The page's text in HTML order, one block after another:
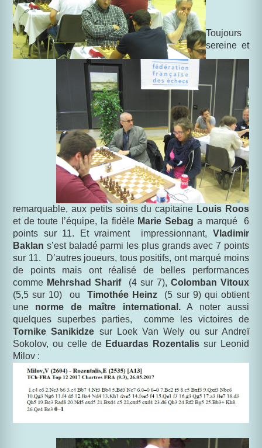
Toujours
sereine et
remarquable, aux petits soins du capitaine Louis Roos
et de toute l’équipe, la fidèle Marie Sebag a marqué
6
points sur 11. Et vraiment
impressionnant,Vladimir
Baklan s’est baladé parmi les plus grands avec 7 points
sur 11.
D’autres joueurs, tous positifs, ont marqué moins
de points mais ont réalisé de belles performances
comme Mehrshad Sharif (4 sur 7), Colomban Vitoux
(5,5 sur 10)
ou Timothée Heinz
(5 sur 9) qui obtient
une norme de maître international.A noter aussi
quelques superbes parties,
comme les victoires de
Tornike Sanikidze sur Loek Van Wely ou sur Andreï
Sokolov, ou celle de Eduardas Rozentalis sur Leonid
Milov :